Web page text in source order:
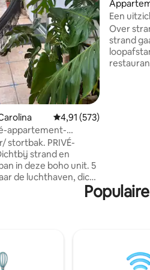
Gemiddelde
4,91 (573)
appartement-
stortbak. PRIVÉ-
strand en
in deze boho unit. 5
de luchthaven, dicht
snelle transfer, maar
Tweepersoonsbed, tv,
Een
centrum
Over strand
strand gaan?